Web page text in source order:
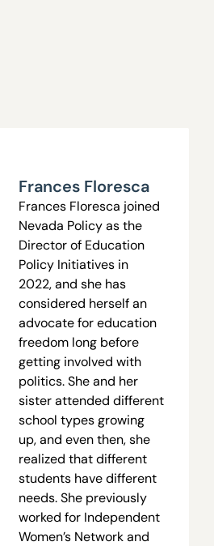
Frances Floresca
Frances Floresca joined
Nevada Policy as the
Director of Education
Policy Initiatives in
2022, and she has
considered herself an
advocate for education
freedom long before
getting involved with
politics. She and her
sister attended different
school types growing
up, and even then, she
realized that different
students have different
needs. She previously
worked for Independent
Women’s Network and